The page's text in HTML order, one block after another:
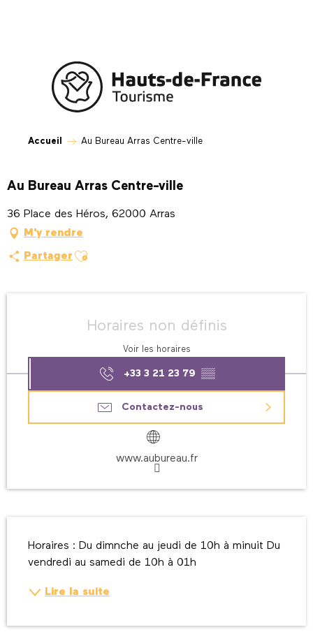
Accueil Au Bureau Arras Centre-ville
Au Bureau Arras Centre-ville
36 Place des Héros, 62000 Arras
M'y rendre
Partager Ajouter aux favoris
Horaires non définis
Voir les horaires
+33 3 21 23 79 ▒▒
Contactez-nous
www.aubureau.fr
Horaires : Du dimnche au jeudi de 10h à minuit Du
vendredi au samedi de 10h à 01h
Lire la suite